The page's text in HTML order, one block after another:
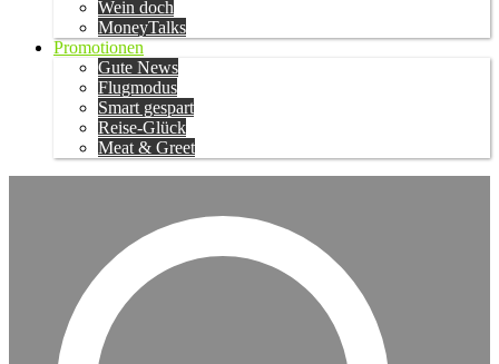
Wein doch
MoneyTalks
Promotionen
Gute News
Flugmodus
Smart gespart
Reise-Glück
Meat & Greet